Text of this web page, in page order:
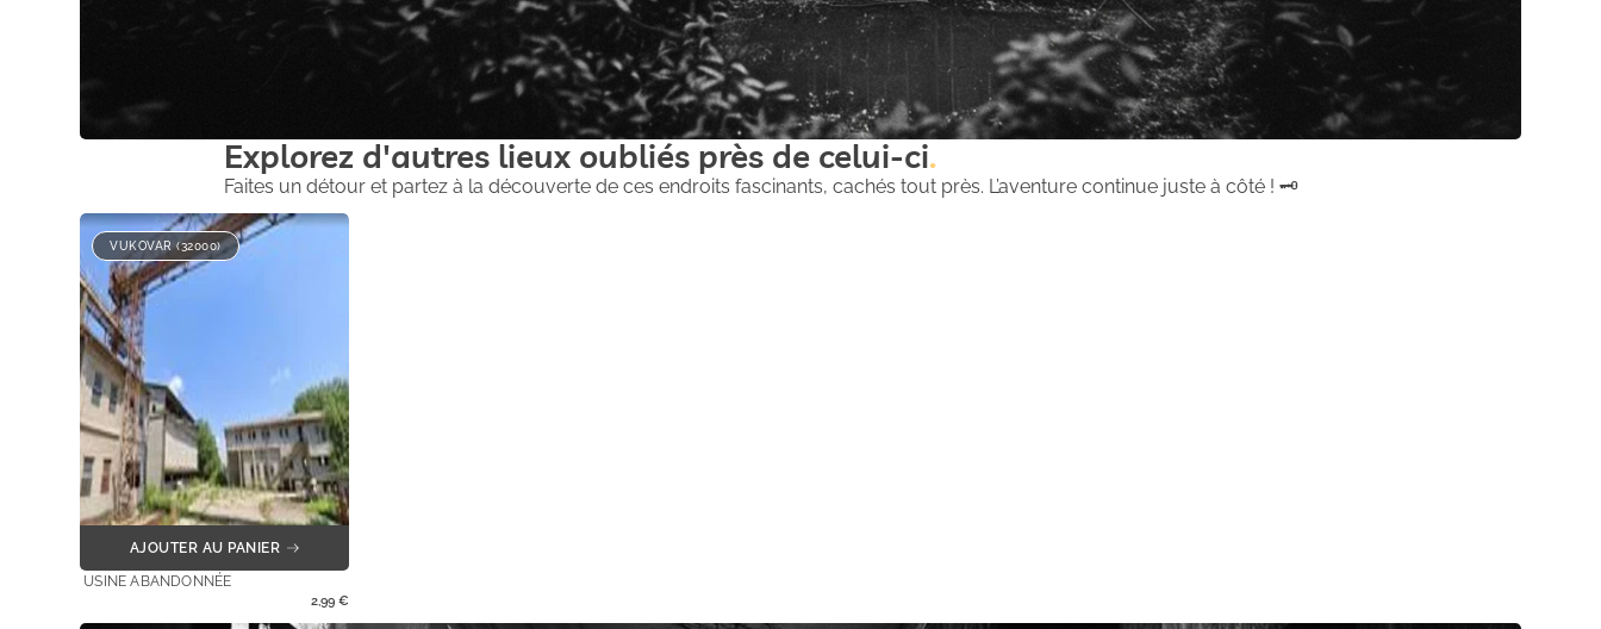
Explorez d'autres lieux oubliés près de celui-ci
Faites un détour et partez à la découverte de ces endroits fascinants, cachés tout près. L’aventure continue juste à côté ! 🗝️
VUKOVAR (32000)
AJOUTER AU PANIER
USINE ABANDONNÉE
2,99€